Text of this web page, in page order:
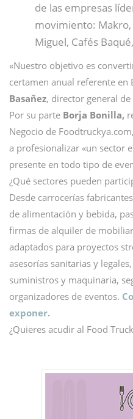
de las empresas
movimiento:
Miguel, Cafés
«Nuestro objetivo es
certamen anual referente en
Basañez, director general de
Por su parte Borja Bonilla,
Negocio de
a profesionalizar «un sector
presente en todo tipo de
¿Qué sectores pueden
Desde carrocerías
de alimentación y bebida,
firmas de alquiler de
adaptados para proyectos
asesorías sanitarias y
suministros y maquinaria,
organizadores de eventos.
exponer.
¿Quieres acudir al Food